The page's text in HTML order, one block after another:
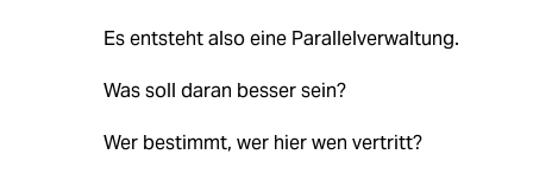
Es entsteht also eine Parallelverwaltung.
Was soll daran besser sein?
Wer bestimmt, wer hier wen vertritt?